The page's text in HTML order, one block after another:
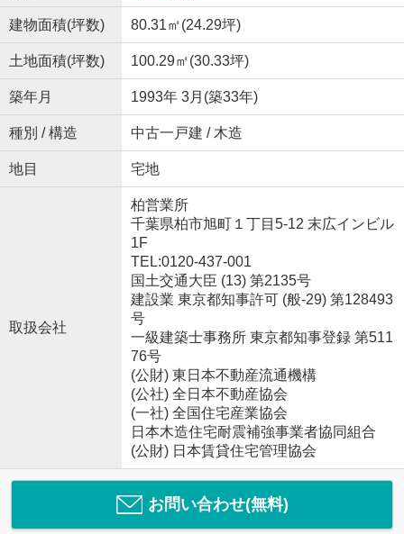
建物面積(坪数) 80.31㎡(24.29坪)
土地面積(坪数) 100.29㎡(30.33坪)
築年月 1993年 3月(築33年)
種別 / 構造 中古一戸建 / 木造
地目 宅地
取扱会社
柏営業所
千葉県柏市旭町１丁目5-12 末広インビル
1F
TEL:0120-437-001
国土交通大臣 (13) 第2135号
建設業 東京都知事許可 (般-29) 第128493
号
一級建築士事務所 東京都知事登録 第511
76号
(公財) 東日本不動産流通機構
(公社) 全日本不動産協会
(一社) 全国住宅産業協会
日本木造住宅耐震補強事業者協同組合
(公財) 日本賃貸住宅管理協会
お問い合わせ(無料)